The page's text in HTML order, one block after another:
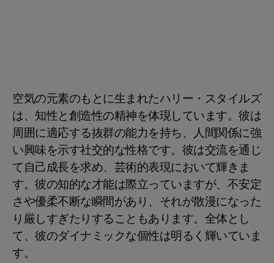
空気の元素のもとに生まれたハリー・スタイルズ
は、知性と創造性の精神を体現しています。彼は
周囲に適応する抜群の能力を持ち、人間関係に強
い興味を示す社交的な性格です。彼は交流を通じ
て自己成長を求め、芸術的表現において輝きま
す。彼の知的な才能は際立っていますが、不安定
さや優柔不断な瞬間があり、それが散漫になった
り厳しすぎたりすることもあります。全体とし
て、彼のダイナミックな個性は明るく輝いていま
す。